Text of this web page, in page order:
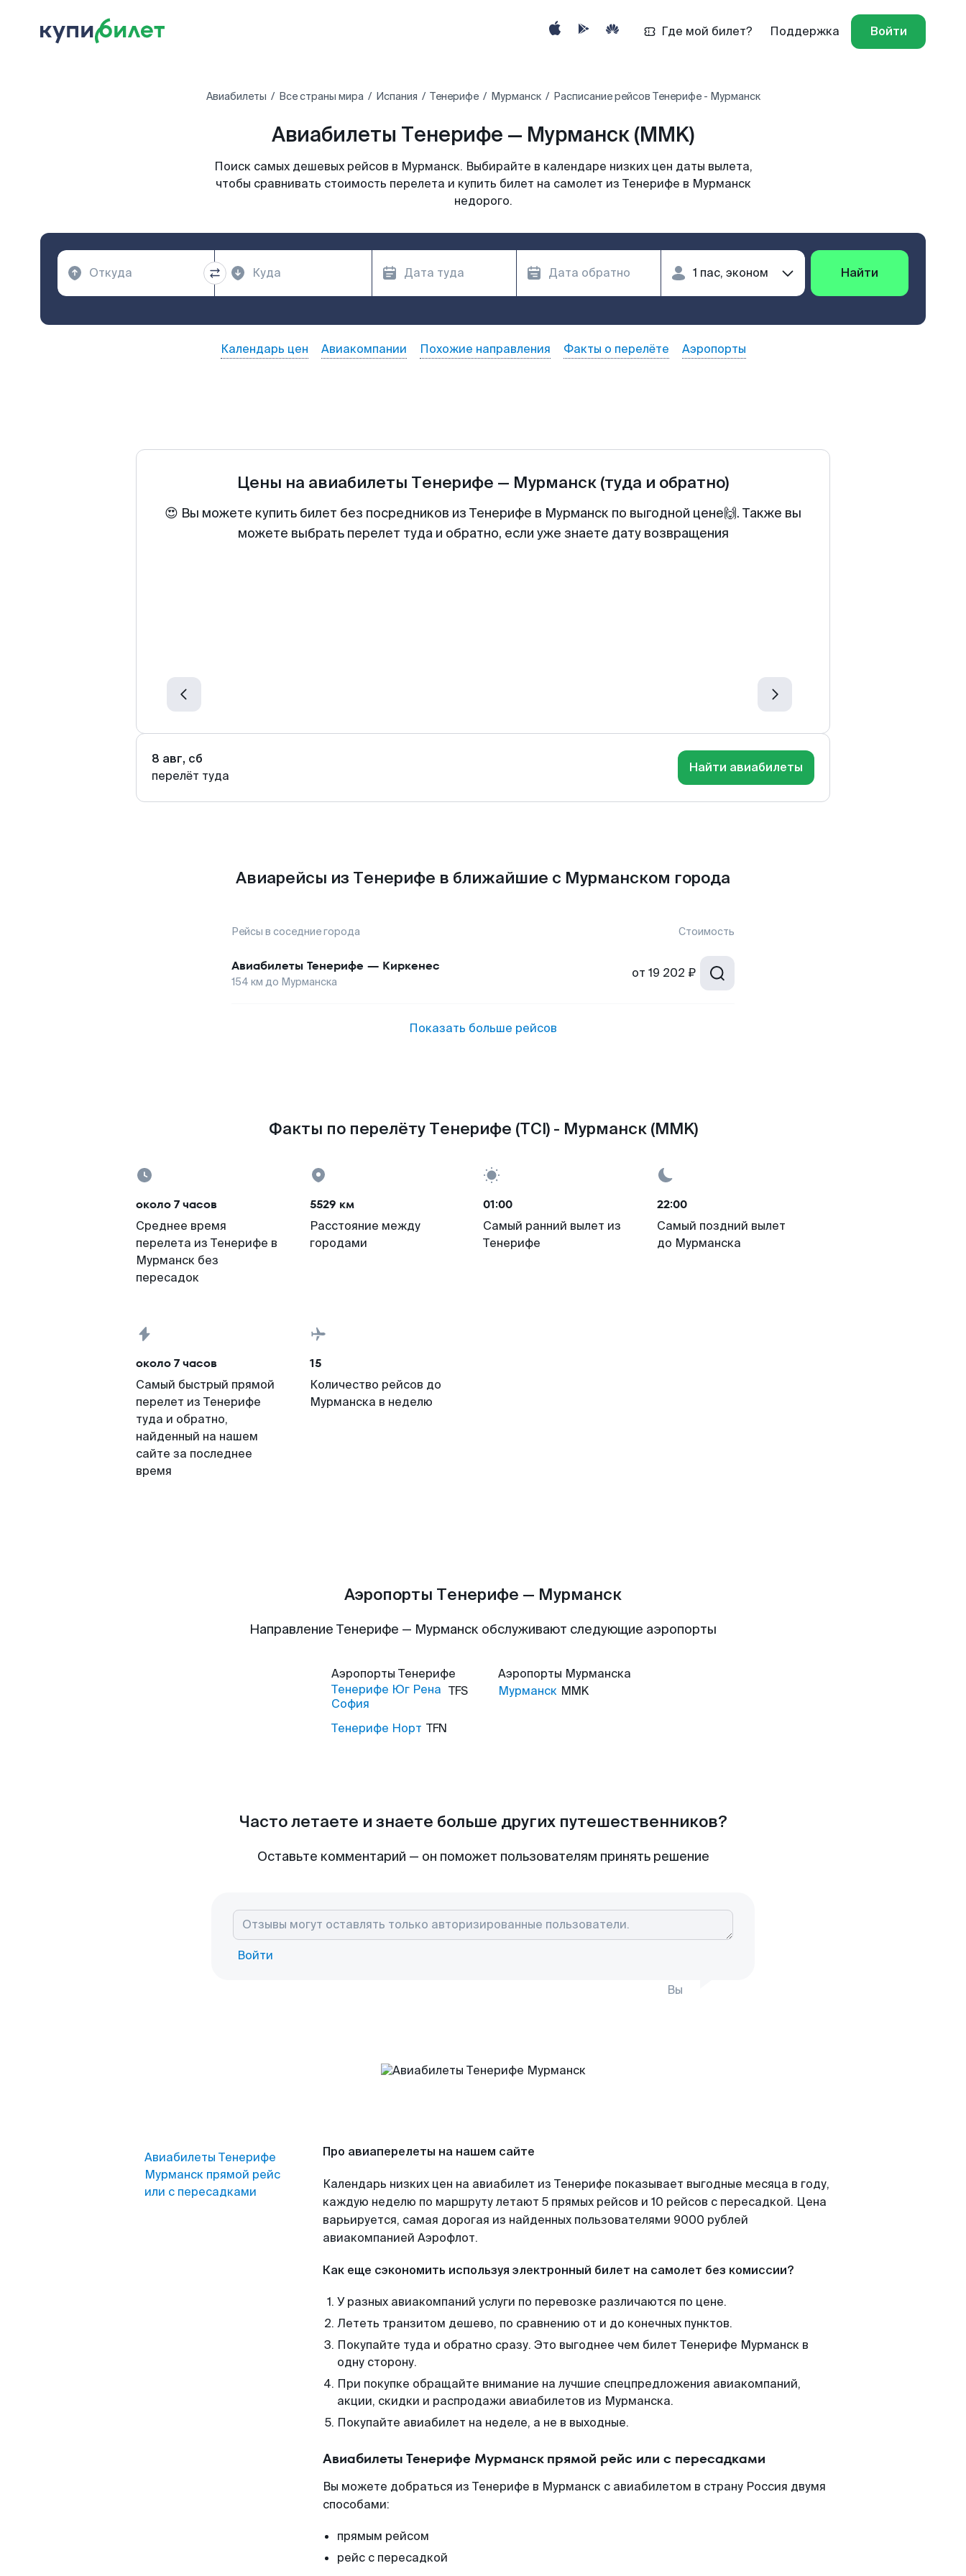
Где мой билет? Поддержка Войти
Авиабилеты Все страны мира Испания Тенерифе Мурманск Расписание рейсов Тенерифе - Мурманск
Авиабилеты Тенерифе — Мурманск (MMK)
Поиск самых дешевых рейсов в Мурманск. Выбирайте в календаре низких цен даты вылета,
чтобы сравнивать стоимость перелета и купить билет на самолет из Тенерифе в Мурманск
недорого.
Найти
Календарь цен Авиакомпании Похожие направления Факты о перелёте Аэропорты
Цены на авиабилеты Тенерифе — Мурманск (туда и обратно)
😍 Вы можете купить билет без посредников из Тенерифе в Мурманск по выгодной цене🙌. Также вы
можете выбрать перелет туда и обратно, если уже знаете дату возвращения
8 авг, сб
перелёт туда
Найти авиабилеты
Авиарейсы из Тенерифе в ближайшие с Мурманском города
Рейсы в соседние города Стоимость
Авиабилеты Тенерифе — Киркенес
154 км до Мурманска
от 19 202 ₽
Показать больше рейсов
Факты по перелёту Тенерифе (TCI) - Мурманск (MMK)
около 7 часов
Среднее время
перелета из Тенерифе в
Мурманск без
пересадок
5529 км
Расстояние между
городами
01:00
Самый ранний вылет из
Тенерифе
22:00
Самый поздний вылет
до Мурманска
около 7 часов
Самый быстрый прямой
перелет из Тенерифе
туда и обратно,
найденный на нашем
сайте за последнее
время
15
Количество рейсов до
Мурманска в неделю
Аэропорты Тенерифе — Мурманск
Направление Тенерифе — Мурманск обслуживают следующие аэропорты
Аэропорты Тенерифе
Тенерифе Юг Рена
София
TFS
Тенерифе Норт TFN
Аэропорты Мурманска
Мурманск MMK
Часто летаете и знаете больше других путешественников?
Оставьте комментарий — он поможет пользователям принять решение
Войти
Вы
Авиабилеты Тенерифе
Мурманск прямой рейс
или с пересадками
Про авиаперелеты на нашем сайте
Календарь низких цен на авиабилет из Тенерифе показывает выгодные месяца в году,
каждую неделю по маршруту летают 5 прямых рейсов и 10 рейсов с пересадкой. Цена
варьируется, самая дорогая из найденных пользователями 9000 рублей
авиакомпанией Аэрофлот.
Как еще сэкономить используя электронный билет на самолет без комиссии?
У разных авиакомпаний услуги по перевозке различаются по цене.
Лететь транзитом дешево, по сравнению от и до конечных пунктов.
Покупайте туда и обратно сразу. Это выгоднее чем билет Тенерифе Мурманск в
одну сторону.
При покупке обращайте внимание на лучшие спецпредложения авиакомпаний,
акции, скидки и распродажи авиабилетов из Мурманска.
Покупайте авиабилет на неделе, а не в выходные.
Авиабилеты Тенерифе Мурманск прямой рейс или с пересадками
Вы можете добраться из Тенерифе в Мурманск с авиабилетом в страну Россия двумя
способами:
прямым рейсом
рейс с пересадкой